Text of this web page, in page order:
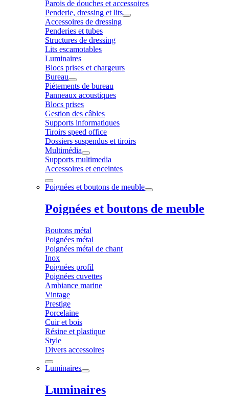
Parois de douches et accessoires
Penderie, dressing et lits
Accessoires de dressing
Penderies et tubes
Structures de dressing
Lits escamotables
Luminaires
Blocs prises et chargeurs
Bureau
Piétements de bureau
Panneaux acoustiques
Blocs prises
Gestion des câbles
Supports informatiques
Tiroirs speed office
Dossiers suspendus et tiroirs
Multimédia
Supports multimedia
Accessoires et enceintes
Poignées et boutons de meuble
Poignées et boutons de meuble
Boutons métal
Poignées métal
Poignées métal de chant
Inox
Poignées profil
Poignées cuvettes
Ambiance marine
Vintage
Prestige
Porcelaine
Cuir et bois
Résine et plastique
Style
Divers accessoires
Luminaires
Luminaires